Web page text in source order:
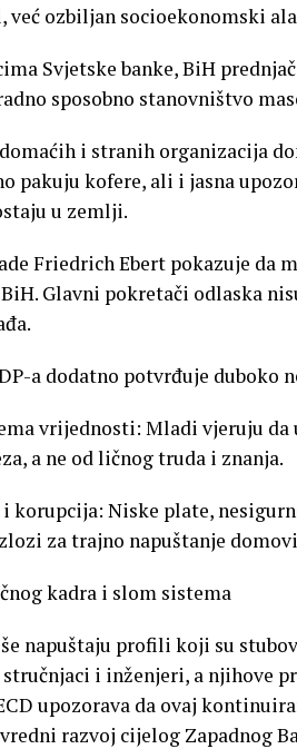
već ozbiljan socioekonomski
Svjetske banke, BiH
sposobno stanovništvo
i stranih organizacija
pakuju kofere, ali i jasna
u zemlji.
Friedrich Ebert pokazuje da
Glavni pokretači odlaska
a dodatno potvrđuje
vrijednosti: Mladi vjeruju
a ne od ličnog truda i znanja.
korupcija: Niske plate,
za trajno napuštanje
kadra i slom sistema
napuštaju profili koji su
i inženjeri, a njihove
upozorava da ovaj
razvoj cijelog Zapadnog